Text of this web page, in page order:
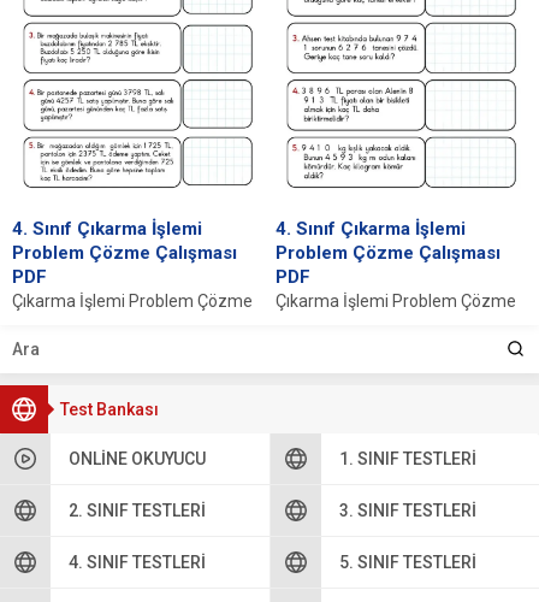
Test Bankası
ONLINE OKUYUCU 1. SINIF TESTLERI
2. SINIF TESTLERI 3. SINIF TESTLERI
4. SINIF TESTLERI 5. SINIF TESTLERI
4. Sınıf Çıkarma İşlemi
Problem Çözme Çalışması
PDF
Çıkarma İşlemi Problem Çözme
Çıkarma işlemi, matematiğin
temel taşlarından biridir...
4. Sınıf Çıkarma İşlemi
Problem Çözme Çalışması
PDF
Çıkarma İşlemi Problem Çözme
Çalışma Kağıdı 4. sınıf öğrencileri
için hazırlanmış...